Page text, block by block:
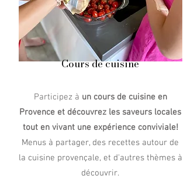
Cours de cuisine
Participez à un cours de cuisine en
Provence et découvrez les saveurs locales
tout en vivant une expérience conviviale!
Menus à partager, des recettes autour de
la cuisine provençale, et d'autres thèmes à
découvrir.